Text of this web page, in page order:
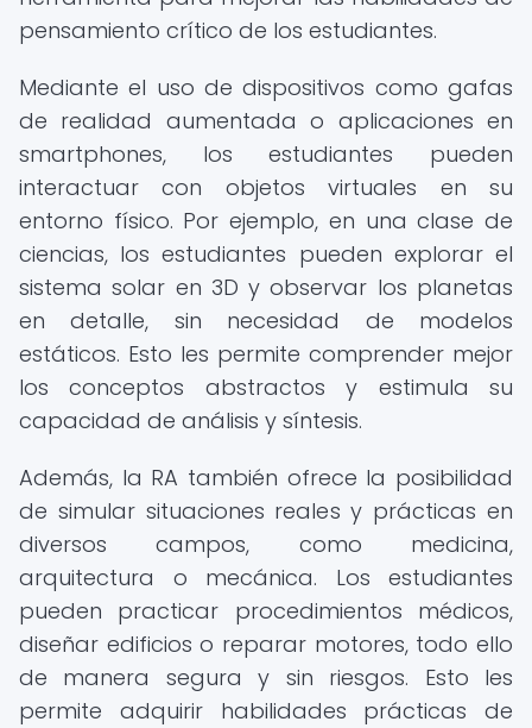
pensamiento crítico de los estudiantes.
Mediante el uso de dispositivos como gafas
de realidad aumentada o aplicaciones en
smartphones, los estudiantes pueden
interactuar con objetos virtuales en su
entorno físico. Por ejemplo, en una clase de
ciencias, los estudiantes pueden explorar el
sistema solar en 3D y observar los planetas
en detalle, sin necesidad de modelos
estáticos. Esto les permite comprender mejor
los conceptos abstractos y estimula su
capacidad de análisis y síntesis.
Además, la RA también ofrece la posibilidad
de simular situaciones reales y prácticas en
diversos campos, como medicina,
arquitectura o mecánica. Los estudiantes
pueden practicar procedimientos médicos,
diseñar edificios o reparar motores, todo ello
de manera segura y sin riesgos. Esto les
permite adquirir habilidades prácticas de